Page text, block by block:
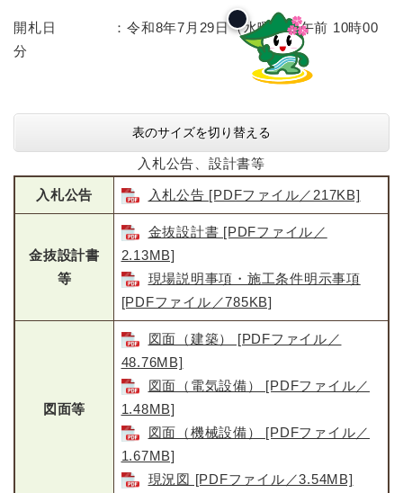
開札日 ：令和8年7月29日（水曜日）午前 10時00
分
表のサイズを切り替える
入札公告、設計書等
入札公告 入札公告 [PDFファイル／217KB]
金抜設計書
等
金抜設計書 [PDFファイル／
2.13MB]
現場説明事項・施工条件明示事項
[PDFファイル／785KB]
図面等
図面（建築） [PDFファイル／
48.76MB]
図面（電気設備） [PDFファイル／
1.48MB]
図面（機械設備） [PDFファイル／
1.67MB]
現況図 [PDFファイル／3.54MB]